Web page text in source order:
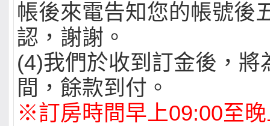
帳後來電告知您的帳號後
認，謝謝。
(4)我們於收到訂金後，將
間，餘款到付。
※訂房時間早上09:00至